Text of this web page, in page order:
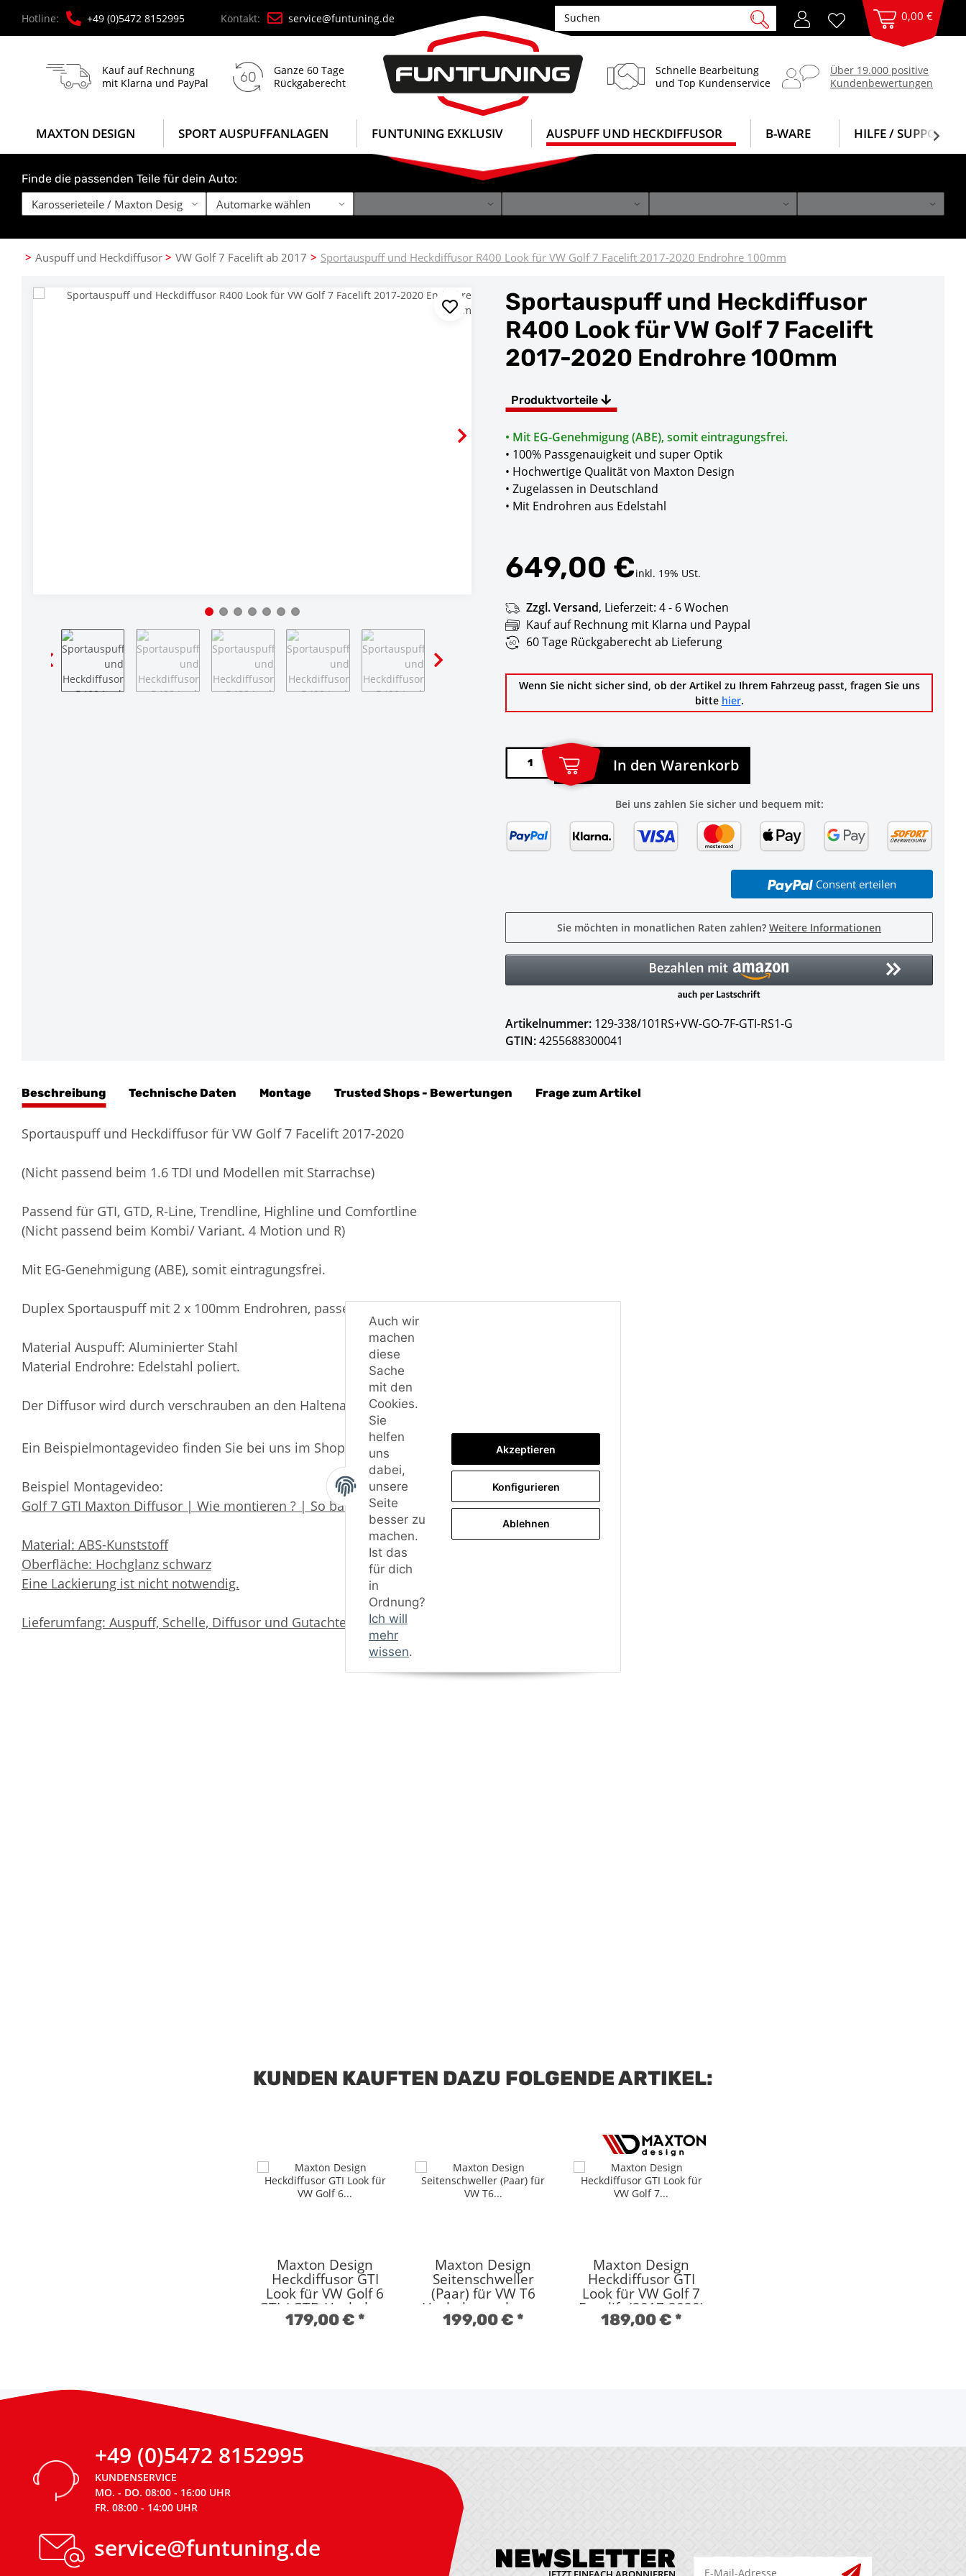
Hotline: +49 (0)5472 8152995 Kontakt: service@funtuning.de 0,00 €
Kauf auf Rechnung
mit Klarna und PayPal
Ganze 60 Tage
Rückgaberecht
Schnelle Bearbeitung
und Top Kundenservice
Über 19.000 positive
Kundenbewertungen
MAXTON DESIGN SPORT AUSPUFFANLAGEN FUNTUNING EXKLUSIV AUSPUFF UND HECKDIFFUSOR B-WARE HILFE / SUPPORT
Finde die passenden Teile für dein Auto:
Auspuff und Heckdiffusor VW Golf 7 Facelift ab 2017 Sportauspuff und Heckdiffusor R400 Look für VW Golf 7 Facelift 2017-2020 Endrohre 100mm
Sportauspuff und Heckdiffusor
R400 Look für VW Golf 7 Facelift
2017-2020 Endrohre 100mm
Produktvorteile
• Mit EG-Genehmigung (ABE), somit eintragungsfrei.
• 100% Passgenauigkeit und super Optik
• Hochwertige Qualität von Maxton Design
• Zugelassen in Deutschland
• Mit Endrohren aus Edelstahl
649,00 €inkl. 19% USt.
Zzgl. Versand, Lieferzeit: 4 - 6 Wochen
Kauf auf Rechnung mit Klarna und Paypal
60 Tage Rückgaberecht ab Lieferung
Wenn Sie nicht sicher sind, ob der Artikel zu Ihrem Fahrzeug passt, fragen Sie uns
bitte hier.
In den Warenkorb
Bei uns zahlen Sie sicher und bequem mit:
Consent erteilen
Sie möchten in monatlichen Raten zahlen? Weitere Informationen
Artikelnummer: 129-338/101RS+VW-GO-7F-GTI-RS1-G
GTIN:4255688300041
Beschreibung Technische Daten Montage Trusted Shops - Bewertungen Frage zum Artikel
Sportauspuff und Heckdiffusor für VW Golf 7 Facelift 2017-2020
(Nicht passend beim 1.6 TDI und Modellen mit Starrachse)
Passend für GTI, GTD, R-Line, Trendline, Highline und Comfortline
(Nicht passend beim Kombi/ Variant. 4 Motion und R)
Mit EG-Genehmigung (ABE), somit eintragungsfrei.
Duplex Sportauspuff mit 2 x 100mm Endrohren, passend für Golf 7 Modelle bis 195 kW.
Material Auspuff: Aluminierter Stahl
Material Endrohre: Edelstahl poliert.
Der Diffusor wird durch verschrauben an den Haltenasen montiert, da diese keine Klipse haben.
Ein Beispielmontagevideo finden Sie bei uns im Shop
Beispiel Montagevideo:
Golf 7 GTI Maxton Diffusor | Wie montieren ? | So baust DU ihn an! - YouTube
Material: ABS-Kunststoff
Oberfläche: Hochglanz schwarz
Eine Lackierung ist nicht notwendig.
Lieferumfang: Auspuff, Schelle, Diffusor und Gutachten
KUNDEN KAUFTEN DAZU FOLGENDE ARTIKEL:
Maxton Design
Heckdiffusor GTI
Look für VW Golf 6
GTI / GTD Hochglanz
schwarz
179,00 €*
Maxton Design
Seitenschweller
(Paar) für VW T6
Hochglanz schwarz
199,00 €*
Maxton Design
Heckdiffusor GTI
Look für VW Golf 7
Facelift (2017-2020)
Hochglanz schwarz
189,00 €*
+49 (0)5472 8152995
KUNDENSERVICE
MO. - DO. 08:00 - 16:00 UHR
FR. 08:00 - 14:00 UHR
service@funtuning.de NEWSLETTER
Auch wir
machen
diese
Sache
mit den
Cookies.
Sie
helfen
uns
dabei,
unsere
Seite
besser zu
machen.
Ist das
für dich
in
Ordnung?
Ich will
mehr
wissen.
Akzeptieren
Konfigurieren
Ablehnen